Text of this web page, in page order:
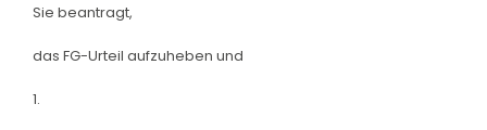
Sie beantragt,
das FG-Urteil aufzuheben und
1.